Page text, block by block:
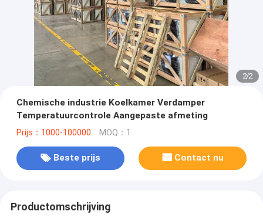
2/2
Chemische industrie Koelkamer Verdamper
Temperatuurcontrole Aangepaste afmeting
Prijs：1000-100000 MOQ：1
Beste prijs Contact nu
Productomschrijving